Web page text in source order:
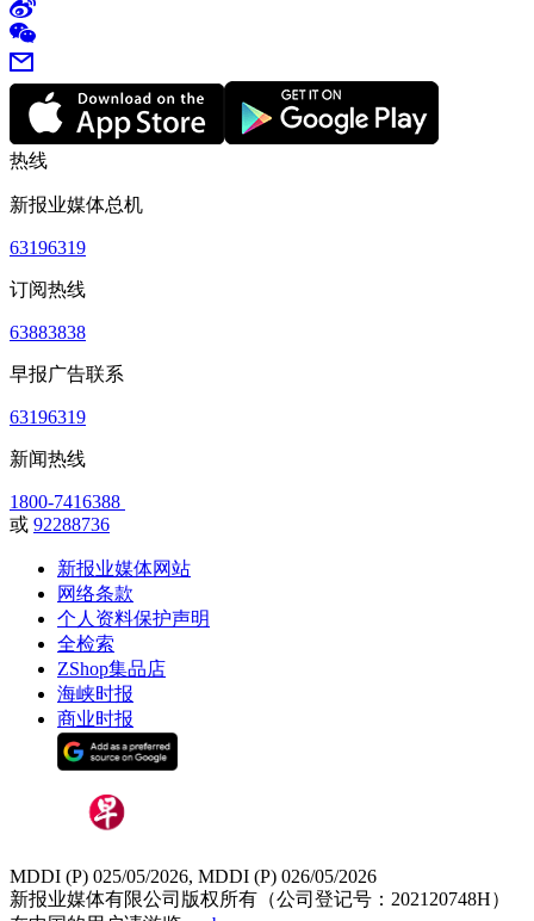
热线
新报业媒体总机
63196319
订阅热线
63883838
早报广告联系
63196319
新闻热线
1800-7416388
或 92288736
新报业媒体网站
网络条款
个人资料保护声明
全检索
ZShop集品店
海峡时报
商业时报
MDDI (P) 025/05/2026, MDDI (P) 026/05/2026
新报业媒体有限公司版权所有（公司登记号：202120748H）